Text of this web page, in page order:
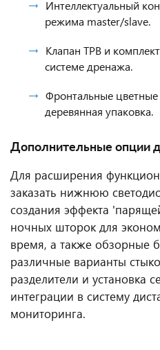
Интеллектуальный
режима master/slave.
Клапан ТРВ и
системе дренажа.
Фронтальные цветные
деревянная упаковка.
Дополнительные опции
Для расширения
заказать нижнюю
создания эффекта
ночных шторок для
время, а также обзорные
различные варианты
разделители и установка
интеграции в систему
мониторинга.